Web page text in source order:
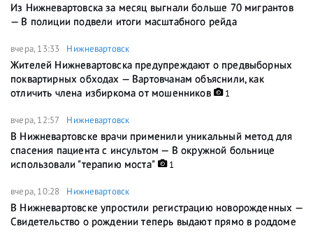
Из Нижневартовска за месяц выгнали больше 70 мигрантов
— В полиции подвели итоги масштабного рейда
вчера, 13:33 Нижневартовск
Жителей Нижневартовска предупреждают о предвыборных
поквартирных обходах — Вартовчанам объяснили, как
отличить члена избиркома от мошенников
1
вчера, 12:57 Нижневартовск
В Нижневартовске врачи применили уникальный метод для
спасения пациента с инсультом — В окружной больнице
использовали "терапию моста"
1
вчера, 10:28 Нижневартовск
В Нижневартовске упростили регистрацию новорожденных —
Свидетельство о рождении теперь выдают прямо в роддоме